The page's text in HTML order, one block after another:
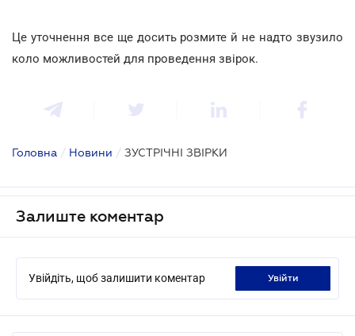
Це уточнення все ще досить розмите й не надто звузило
коло можливостей для проведення звірок.
Головна / Новини / ЗУСТРІЧНІ ЗВІРКИ
Залиште коментар
Увійдіть, щоб залишити коментар увійти